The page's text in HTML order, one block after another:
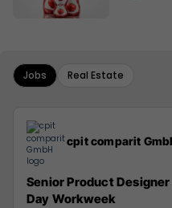
Jobs Real Estate
cpit comparit
Senior Product
Day Workweek